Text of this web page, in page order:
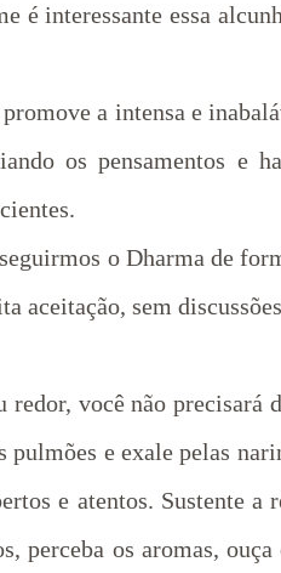
é interessante essa
a intensa e
os pensamentos e
o Dharma de
aceitação, sem
redor, você não
e exale pelas
e atentos. Sustente a
os aromas, ouça